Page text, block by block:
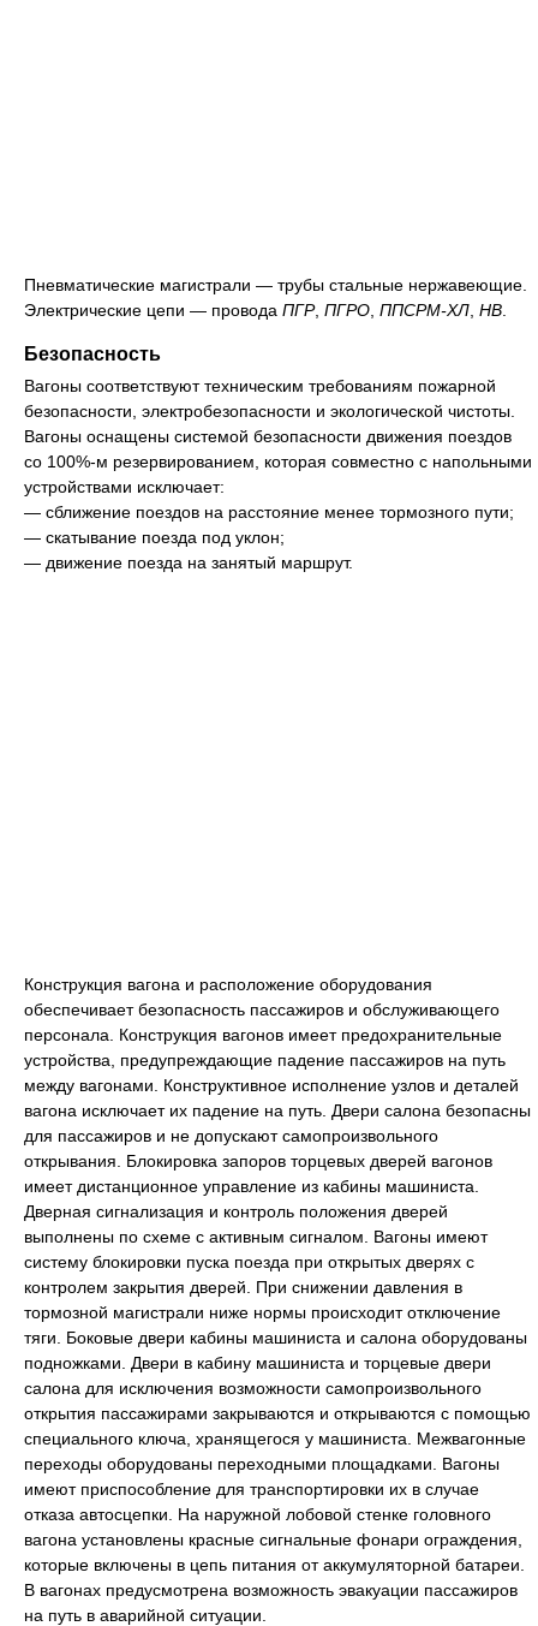
Пневматические магистрали — трубы стальные нержавеющие.
Электрические цепи — провода ПГР, ПГРО ППСРМ-ХЛ НВ
Безопасность
Вагоны соответствуют техническим требованиям пожарной
безопасности, электробезопасности и экологической чистоты.
Вагоны оснащены системой безопасности движения поездов
со 100%-м резервированием, которая совместно с напольными
устройствами исключает:
— сближение поездов на расстояние менее тормозного пути;
— скатывание поезда под уклон;
— движение поезда на занятый маршрут.
Конструкция вагона и расположение оборудования
обеспечивает безопасность пассажиров и обслуживающего
персонала. Конструкция вагонов имеет предохранительные
устройства, предупреждающие падение пассажиров на путь
между вагонами. Конструктивное исполнение узлов и деталей
вагона исключает их падение на путь. Двери салона безопасны
для пассажиров и не допускают самопроизвольного
открывания. Блокировка запоров торцевых дверей вагонов
имеет дистанционное управление из кабины машиниста.
Дверная сигнализация и контроль положения дверей
выполнены по схеме с активным сигналом. Вагоны имеют
систему блокировки пуска поезда при открытых дверях с
контролем закрытия дверей. При снижении давления в
тормозной магистрали ниже нормы происходит отключение
тяги. Боковые двери кабины машиниста и салона оборудованы
подножками. Двери в кабину машиниста и торцевые двери
салона для исключения возможности самопроизвольного
открытия пассажирами закрываются и открываются с помощью
специального ключа, хранящегося у машиниста. Межвагонные
переходы оборудованы переходными площадками. Вагоны
имеют приспособление для транспортировки их в случае
отказа автосцепки. На наружной лобовой стенке головного
вагона установлены красные сигнальные фонари ограждения,
которые включены в цепь питания от аккумуляторной батареи.
В вагонах предусмотрена возможность эвакуации пассажиров
на путь в аварийной ситуации.